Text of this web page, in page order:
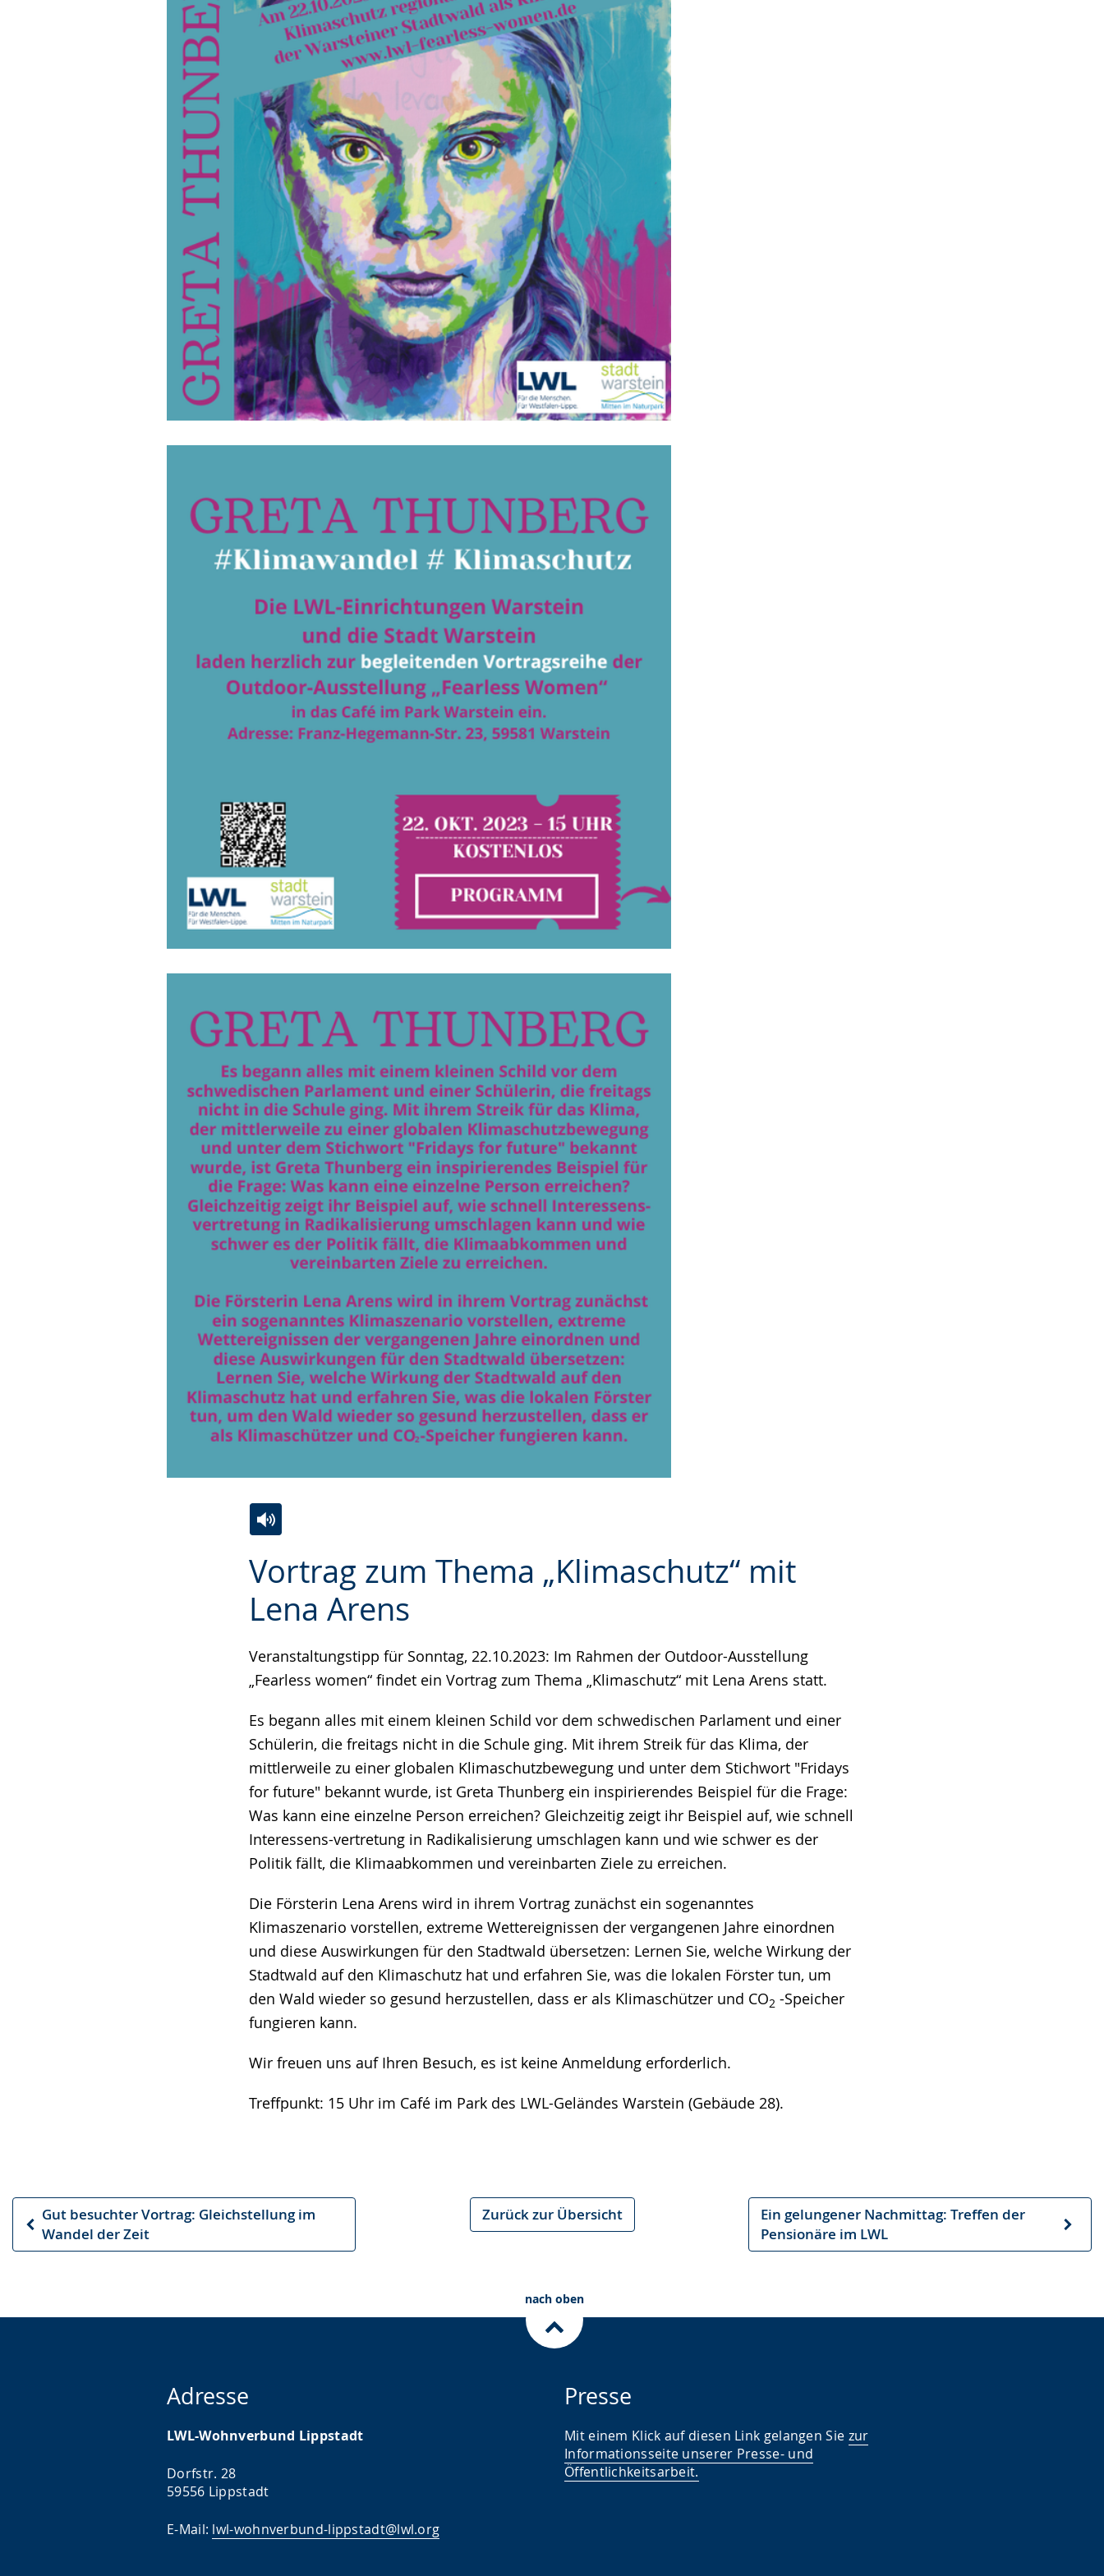
Vortrag zum Thema „Klimaschutz“ mit
Lena Arens
Veranstaltungstipp für Sonntag, 22.10.2023: Im Rahmen der Outdoor-Ausstellung
„Fearless women“ findet ein Vortrag zum Thema „Klimaschutz“ mit Lena Arens statt.
Es begann alles mit einem kleinen Schild vor dem schwedischen Parlament und einer
Schülerin, die freitags nicht in die Schule ging. Mit ihrem Streik für das Klima, der
mittlerweile zu einer globalen Klimaschutzbewegung und unter dem Stichwort "Fridays
for future" bekannt wurde, ist Greta Thunberg ein inspirierendes Beispiel für die Frage:
Was kann eine einzelne Person erreichen? Gleichzeitig zeigt ihr Beispiel auf, wie schnell
Interessens-vertretung in Radikalisierung umschlagen kann und wie schwer es der
Politik fällt, die Klimaabkommen und vereinbarten Ziele zu erreichen.
Die Försterin Lena Arens wird in ihrem Vortrag zunächst ein sogenanntes
Klimaszenario vorstellen, extreme Wettereignissen der vergangenen Jahre einordnen
und diese Auswirkungen für den Stadtwald übersetzen: Lernen Sie, welche Wirkung der
Stadtwald auf den Klimaschutz hat und erfahren Sie, was die lokalen Förster tun, um
den Wald wieder so gesund herzustellen, dass er als Klimaschützer und CO2 -Speicher
fungieren kann.
Wir freuen uns auf Ihren Besuch, es ist keine Anmeldung erforderlich.
Treffpunkt: 15 Uhr im Café im Park des LWL-Geländes Warstein (Gebäude 28).
Leichten
Sprache
wechseln.
Audio-
Unterstützung.
Video
in
Deutscher
wird
angezeigt.
Vorheriger
Artikel
Gut besuchter Vortrag: Gleichstellung im
Wandel der Zeit
Zurück zur Übersicht
Ein gelungener Nachmittag: Treffen der
Pensionäre im LWL
Nächster
Artikel
nach oben
Adresse
LWL-Wohnverbund Lippstadt
Dorfstr. 28
59556 Lippstadt
E-Mail: lwl-wohnverbund-lippstadt@lwl.org
Presse
Mit einem Klick auf diesen Link gelangen Sie zur
Informationsseite unserer Presse- und
Öffentlichkeitsarbeit.